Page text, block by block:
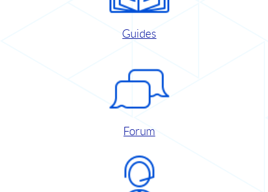
Guides
Forum